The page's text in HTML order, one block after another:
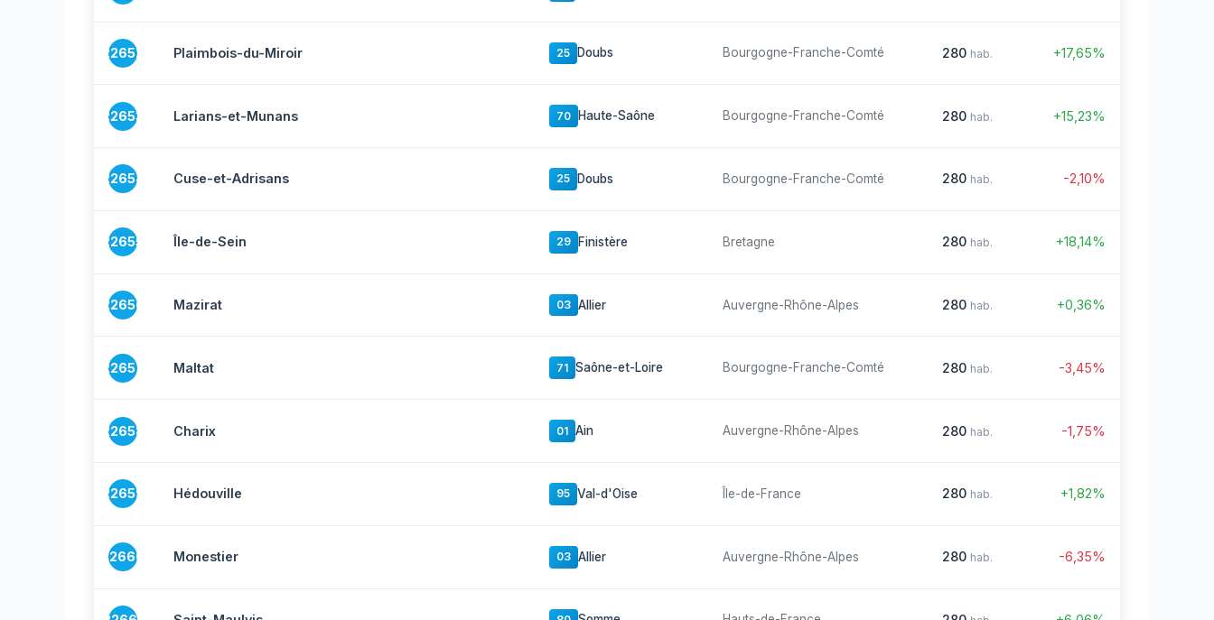
22652 Plaimbois-du-Miroir 25 Doubs Bourgogne-Franche-Comté 280 hab. +17,65%
22653 Larians-et-Munans 70 Haute-Saône Bourgogne-Franche-Comté 280 hab. +15,23%
22654 Cuse-et-Adrisans 25 Doubs Bourgogne-Franche-Comté 280 hab. -2,10%
22655 Île-de-Sein 29 Finistère Bretagne 280 hab. +18,14%
22656 Mazirat 03 Allier Auvergne-Rhône-Alpes 280 hab. +0,36%
22657 Maltat 71 Saône-et-Loire Bourgogne-Franche-Comté 280 hab. -3,45%
22658 Charix 01 Ain Auvergne-Rhône-Alpes 280 hab. -1,75%
22659 Hédouville 95 Val-d'Oise Île-de-France 280 hab. +1,82%
22660 Monestier 03 Allier Auvergne-Rhône-Alpes 280 hab. -6,35%